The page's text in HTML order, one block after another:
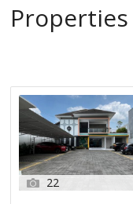
Properties
22